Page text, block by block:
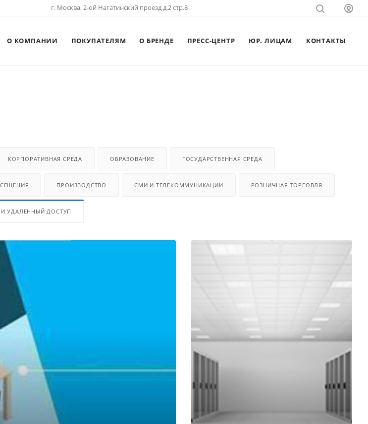
г. Москва, 2-ой Нагатинский проезд д.2 стр.8
О КОМПАНИИ ПОКУПАТЕЛЯМ О БРЕНДЕ ПРЕСС-ЦЕНТР ЮР. ЛИЦАМ КОНТАКТЫ
КОРПОРАТИВНАЯ СРЕДА ОБРАЗОВАНИЕ ГОСУДАРСТВЕННАЯ СРЕДА
ПРОИЗВОДСТВО СМИ И ТЕЛЕКОММУНИКАЦИИ РОЗНИЧНАЯ ТОРГОВЛЯ
УДАЛЕННЫЙ ДОСТУП